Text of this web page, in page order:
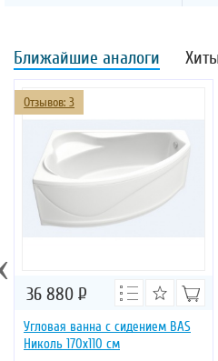
Ближайшие аналоги
Отзывов: 3
Угловая ванна с сидением BAS
Николь 170х110 см
36 880 Р